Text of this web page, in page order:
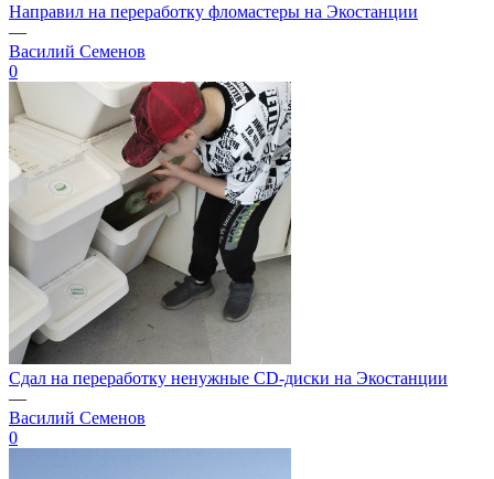
Направил на переработку фломастеры на Экостанции
—
Василий Семенов
0
Сдал на переработку ненужные CD-диски на Экостанции
—
Василий Семенов
0